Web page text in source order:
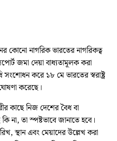
কোনো নাগরিক ভারতের নাগরিকত্ব
জমা দেয়া বাধ্যতামূলক করা
করে ১৮ মে ভারতের স্বরাষ্ট্র
করেছে।
কাছে নিজ দেশের বৈধ বা
না, তা স্পষ্টভাবে জানাতে হবে।
স্থান এবং মেয়াদের উল্লেখ করা